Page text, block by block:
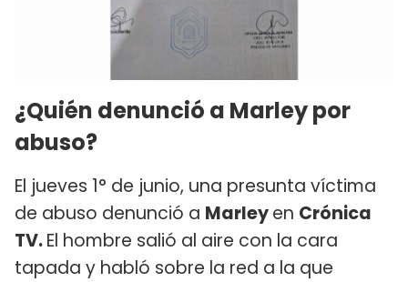
¿Quién denunció a Marley por
abuso?
El jueves 1° de junio, una presunta víctima
de abuso denunció a Marleyen Crónica
TV.El hombre salió al aire con la cara
tapada y habló sobre la red a la que